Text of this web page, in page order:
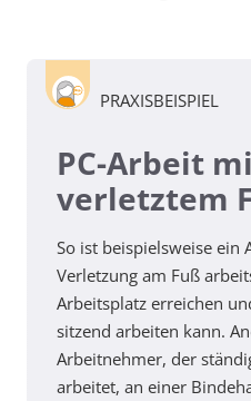
PRAXISBEISPIEL
PC-Arbeit
verletztem
So ist beispielsweise
Verletzung am Fuß
Arbeitsplatz erreichen
sitzend arbeiten kann.
Arbeitnehmer, der
arbeitet, an einer